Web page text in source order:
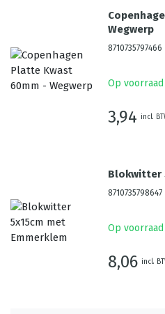
Wegwerp
8710735797466
Op voorraad
3,94 incl.
Blokwitter
8710735798647
Op voorraad
8,06 incl.